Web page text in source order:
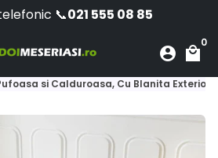
📞021 555 08 85
account_circle local_mall
0
si Calduroasa, Cu Blanita